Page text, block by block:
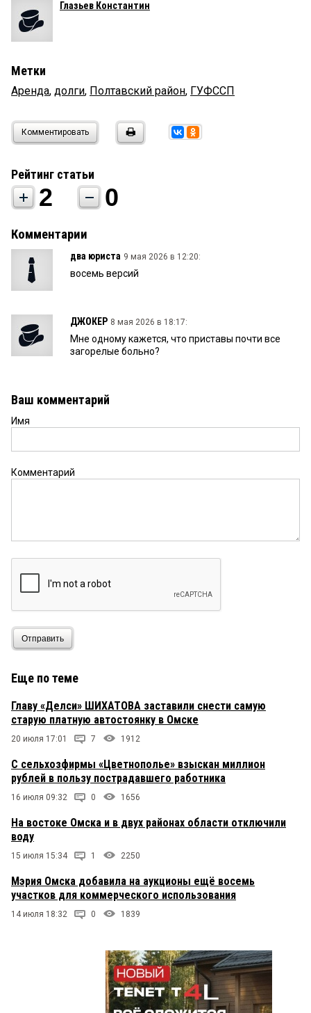
Глазьев Константин
Метки
Аренда, долги, Полтавский район, ГУФССП
Комментировать
Рейтинг статьи
2 0
Комментарии
два юриста 9 мая 2026 в 12:20:
восемь версий
ДЖОКЕР 8 мая 2026 в 18:17:
Мне одному кажется, что приставы почти все
загорелые больно?
Ваш комментарий
Имя
Комментарий
Отправить
Еще по теме
Главу «Делси» ШИХАТОВА заставили снести самую
старую платную автостоянку в Омске
20 июля 17:01 7 1912
C сельхозфирмы «Цветнополье» взыскан миллион
рублей в пользу пострадавшего работника
16 июля 09:32 0 1656
На востоке Омска и в двух районах области отключили
воду
15 июля 15:34 1 2250
Мэрия Омска добавила на аукционы ещё восемь
участков для коммерческого использования
14 июля 18:32 0 1839